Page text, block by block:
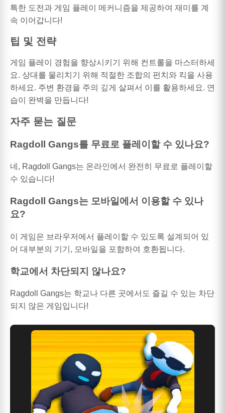
특한 도전과 게임 플레이 메커니즘을 제공하여 재미를 계
속 이어갑니다!
팁 및 전략
게임 플레이 경험을 향상시키기 위해 컨트롤을 마스터하세
요. 상대를 물리치기 위해 적절한 조합의 펀치와 킥을 사용
하세요. 주변 환경을 주의 깊게 살펴서 이를 활용하세요. 연
습이 완벽을 만듭니다!
자주 묻는 질문
Ragdoll Gangs를 무료로 플레이할 수 있나요?
네, Ragdoll Gangs는 온라인에서 완전히 무료로 플레이할
수 있습니다!
Ragdoll Gangs는 모바일에서 이용할 수 있나
요?
이 게임은 브라우저에서 플레이할 수 있도록 설계되어 있
어 대부분의 기기, 모바일을 포함하여 호환됩니다.
학교에서 차단되지 않나요?
Ragdoll Gangs는 학교나 다른 곳에서도 즐길 수 있는 차단
되지 않은 게임입니다!